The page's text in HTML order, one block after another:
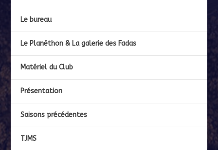
Le bureau
Le Planéthon & La galerie des Fadas
Matériel du Club
Présentation
Saisons précédentes
TJMS